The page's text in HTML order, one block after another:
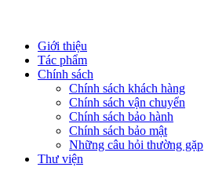
Giới thiệu
Tác phẩm
Chính sách
Chính sách khách hàng
Chính sách vận chuyển
Chính sách bảo hành
Chính sách bảo mật
Những câu hỏi thường gặp
Thư viện